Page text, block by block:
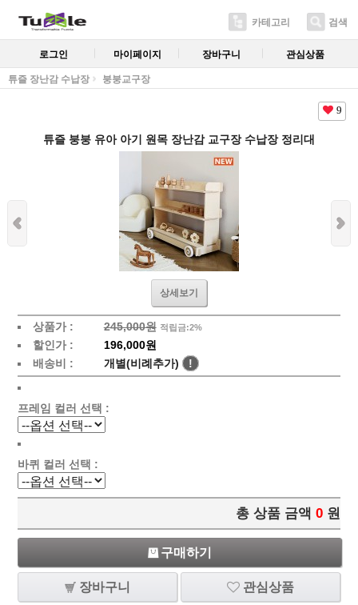
카테고리 검색
로그인 마이페이지 장바구니 관심상품
튜즐 장난감 수납장 붕붕교구장
9
튜즐 붕붕 유아 아기 원목 장난감 교구장 수납장 정리대
상세보기
상품가 : 245,000원 적립금:2%
할인가 :
196,000원
배송비 :
개별(비례추가) !
프레임 컬러 선택 :
바퀴 컬러 선택 :
총 상품 금액 0 원
구매하기
장바구니 관심상품